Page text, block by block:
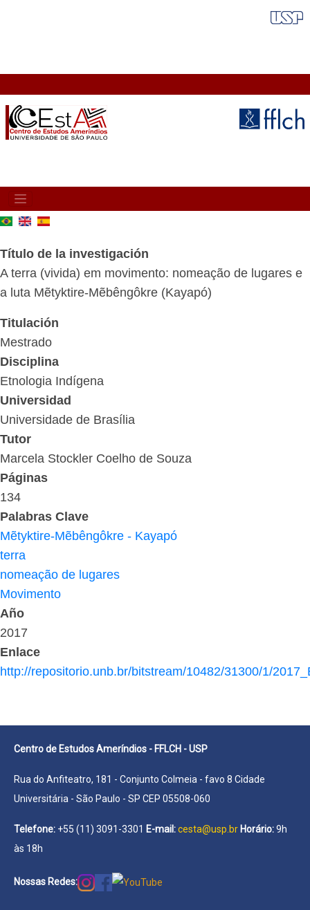
MAIN
NAVIGATION
Título de la investigación
A terra (vivida) em movimento: nomeação de lugares e
a luta Mẽtyktire-Mẽbêngôkre (Kayapó)
Titulación
Mestrado
Disciplina
Etnologia Indígena
Universidad
Universidade de Brasília
Tutor
Marcela Stockler Coelho de Souza
Páginas
134
Palabras Clave
Mẽtyktire-Mẽbêngôkre - Kayapó
terra
nomeação de lugares
Movimento
Año
2017
Enlace
http://repositorio.unb.br/bitstream/10482/31300/1/
Centro de Estudos Ameríndios - FFLCH - USP
Rua do Anfiteatro, 181 - Conjunto Colmeia - favo 8 Cidade
Universitária - São Paulo - SP CEP 05508-060
Telefone: +55 (11) 3091-3301 E-mail:cesta@usp.br Horário:9h
às 18h
Nossas Redes: